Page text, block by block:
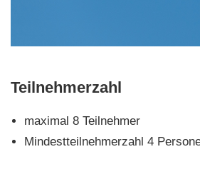
Teilnehmerzahl
maximal 8 Teilnehmer
Mindestteilnehmerzahl 4